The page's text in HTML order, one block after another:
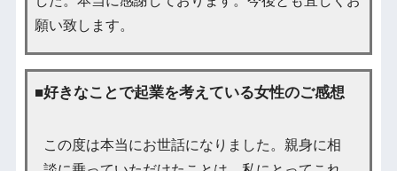
願い致します。
■好きなことで起業を考えている女性のご感想
この度は本当にお世話になりました。親身に相